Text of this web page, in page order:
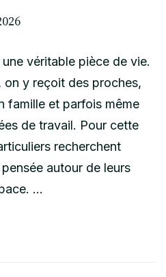
véritable pièce de vie.
on y reçoit des proches,
famille et parfois même
de travail. Pour cette
recherchent
autour de leurs
…